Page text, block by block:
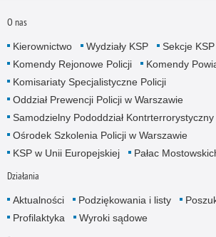
O nas
Kierownictwo Wydziały KSP Sekcje KSP
Komendy Rejonowe Policji
Komendy
Komisariaty Specjalistyczne Policji
Oddział Prewencji Policji w Warszawie
Samodzielny Pododdział
Ośrodek Szkolenia Policji w Warszawie
KSP w Unii Europejskiej
Pałac
Działania
Aktualności Podziękowania i listy
Profilaktyka
Wyroki sądowe